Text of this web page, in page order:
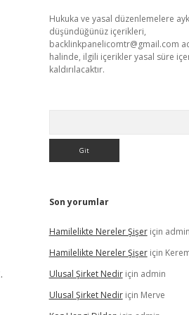
Hukuka ve yasal düzenlemelere
düşündüğünüz içerikleri,
backlinkpanelicomtr@gmail.com
halinde, ilgili içerikler yasal süre
kaldırılacaktır.
Son yorumlar
Hamilelikte Nereler Şişeriçin admin
Hamilelikte Nereler Şişeriçin
Ulusal Şirket Nediriçin admin
Ulusal Şirket Nediriçin Merve